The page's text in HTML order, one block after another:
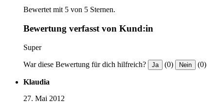
Bewertet mit 5 von 5 Sternen.
Bewertung verfasst von Kund:in
Super
War diese Bewertung für dich hilfreich? Ja (0) Nein (0)
Klaudia
27. Mai 2012